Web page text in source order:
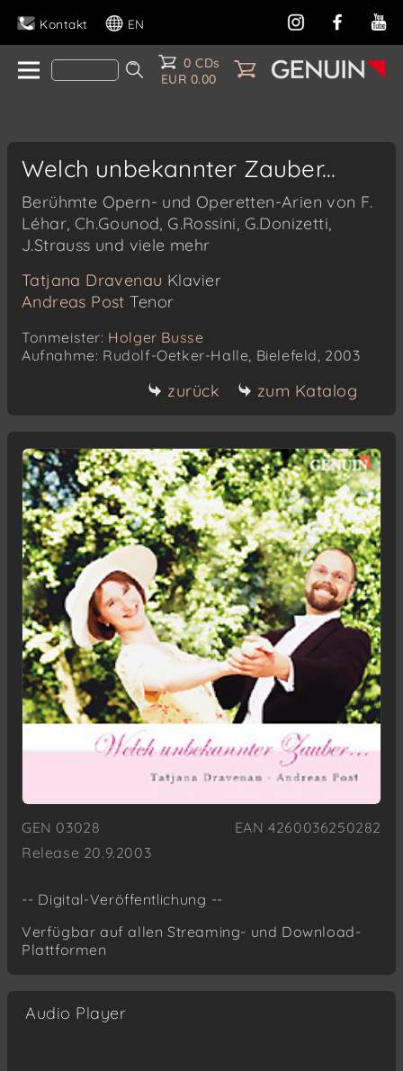
Kontakt EN
0 CDs
EUR 0.00
Welch unbekannter Zauber...
Berühmte Opern- und Operetten-Arien von F.
Léhar, Ch.Gounod, G.Rossini, G.Donizetti,
J.Strauss und viele mehr
Tatjana Dravenau Klavier
Andreas Post Tenor
Tonmeister: Holger Busse
Aufnahme: Rudolf-Oetker-Halle, Bielefeld, 2003
zurück zum Katalog
GEN 03028
EAN 4260036250282
Release 20.9.2003
-- Digital-Veröffentlichung --
Verfügbar auf allen Streaming- und Download-
Plattformen
Audio Player